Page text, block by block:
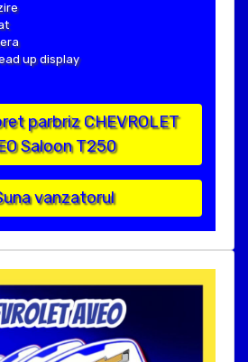
up display
parbriz CHEVROLET
Saloon T250
vanzatorul